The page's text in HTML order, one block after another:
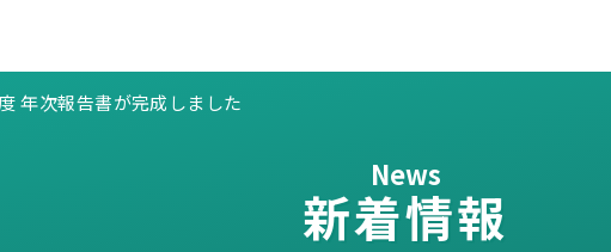
年次報告書が完成しました
News
新着情報